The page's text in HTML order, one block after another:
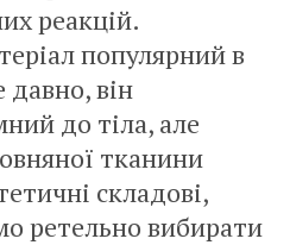
реакцій.
популярний в
давно, він
до тіла, але
тканини
складові,
ретельно вибирати